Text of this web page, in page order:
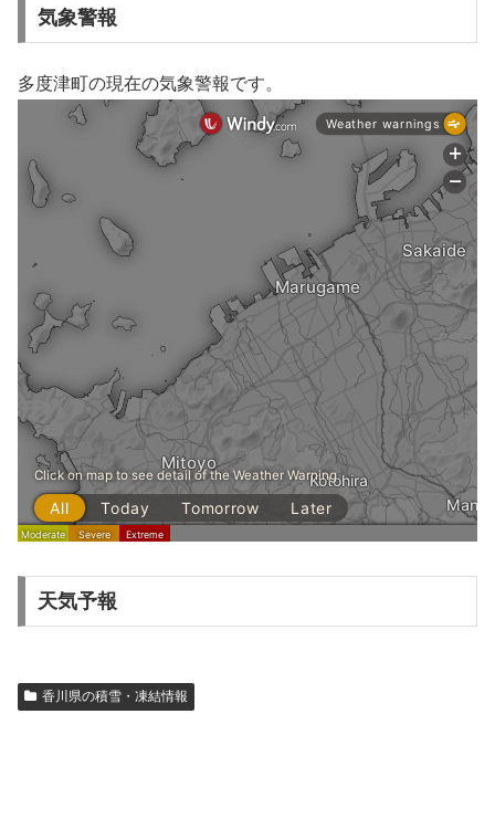
気象警報
多度津町の現在の気象警報です。
天気予報
香川県の積雪・凍結情報